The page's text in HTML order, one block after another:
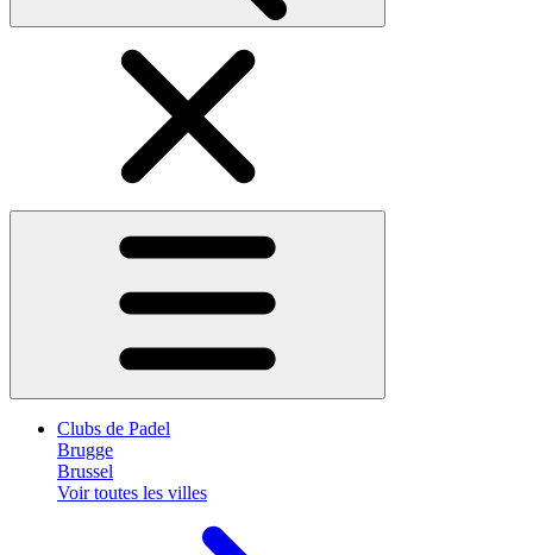
Clubs de Padel
Brugge
Brussel
Voir toutes les villes